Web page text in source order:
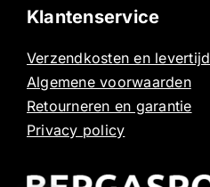
Klantenservice
Verzendkosten en levertijd
Algemene voorwaarden
Retourneren en garantie
Privacy policy